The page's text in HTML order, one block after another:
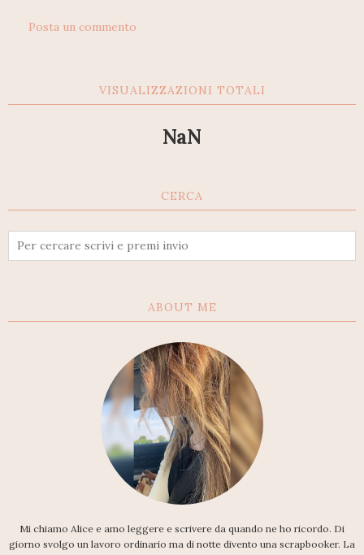
Posta un commento
VISUALIZZAZIONI TOTALI
NaN
CERCA
ABOUT ME
Mi chiamo Alice e amo leggere e scrivere da quando ne ho ricordo. Di
giorno svolgo un lavoro ordinario ma di notte divento una scrapbooker. La